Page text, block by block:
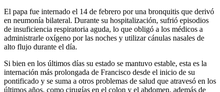
El papa fue internado el 14 de febrero por una bronquitis que derivó
en neumonía bilateral. Durante su hospitalización, sufrió episodios
de insuficiencia respiratoria aguda, lo que obligó a los médicos a
administrarle oxígeno por las noches y utilizar cánulas nasales de
alto flujo durante el día.
Si bien en los últimos días su estado se mantuvo estable, esta es la
internación más prolongada de Francisco desde el inicio de su
pontificado y se suma a otros problemas de salud que atravesó en los
últimos años, como cirugías en el colon y el abdomen, además de